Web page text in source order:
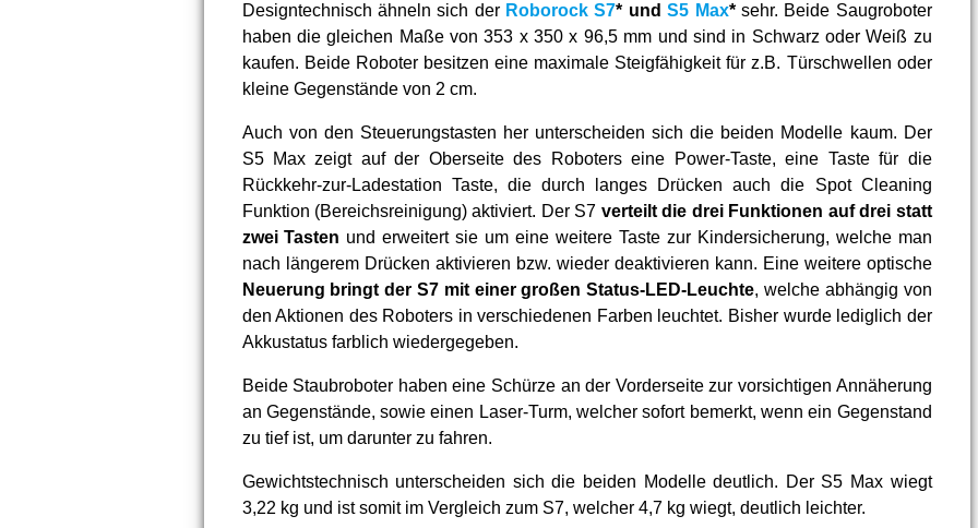
Designtechnisch ähneln sich der Roborock S7* undS5 Max*sehr. Beide Saugroboter
haben die gleichen Maße von 353 x 350 x 96,5 mm und sind in Schwarz oder Weiß zu
kaufen. Beide Roboter besitzen eine maximale Steigfähigkeit für z.B. Türschwellen oder
kleine Gegenstände von 2 cm.
Auch von den Steuerungstasten her unterscheiden sich die beiden Modelle kaum. Der
S5 Max zeigt auf der Oberseite des Roboters eine Power-Taste, eine Taste für die
Rückkehr-zur-Ladestation Taste, die durch langes Drücken auch die Spot Cleaning
Funktion (Bereichsreinigung) aktiviert. Der S7 verteilt die drei Funktionen auf drei statt
zwei Tasten und erweitert sie um eine weitere Taste zur Kindersicherung, welche man
nach längerem Drücken aktivieren bzw. wieder deaktivieren kann. Eine weitere optische
Neuerung bringt der S7 mit einer großen Status-LED-Leuchte, welche abhängig von
den Aktionen des Roboters in verschiedenen Farben leuchtet. Bisher wurde lediglich der
Akkustatus farblich wiedergegeben.
Beide Staubroboter haben eine Schürze an der Vorderseite zur vorsichtigen Annäherung
an Gegenstände, sowie einen Laser-Turm, welcher sofort bemerkt, wenn ein Gegenstand
zu tief ist, um darunter zu fahren.
Gewichtstechnisch unterscheiden sich die beiden Modelle deutlich. Der S5 Max wiegt
3,22 kg und ist somit im Vergleich zum S7, welcher 4,7 kg wiegt, deutlich leichter.